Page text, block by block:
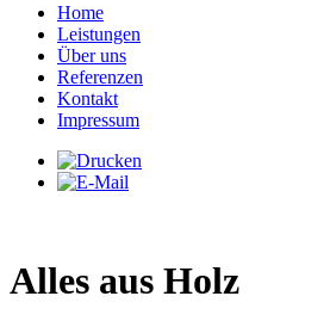
Home
Leistungen
Über uns
Referenzen
Kontakt
Impressum
Alles aus Holz